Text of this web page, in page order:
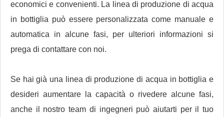
economici e convenienti. La linea di produzione di acqua
in bottiglia può essere personalizzata come manuale e
automatica in alcune fasi, per ulteriori informazioni si
prega di contattare con noi.
Se hai già una linea di produzione di acqua in bottiglia e
desideri aumentare la capacità o rivedere alcune fasi,
anche il nostro team di ingegneri può aiutarti per il tuo